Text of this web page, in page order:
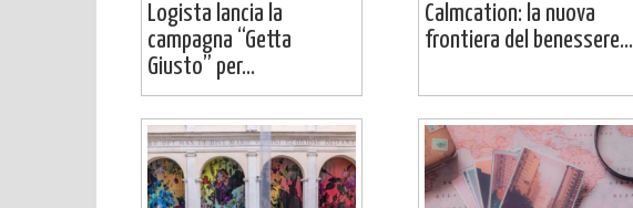
Logista lancia la
campagna “Getta
Giusto” per...
Calmcation: la nuova
frontiera del benessere...